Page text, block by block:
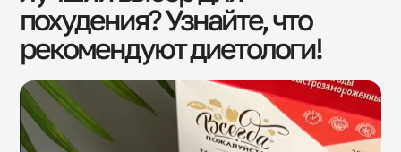
похудения? Узнайте, что
рекомендуют диетологи!
Перетащите илизагрузитефайлы
png, jpeg, jpg. Не больше 10 Мб